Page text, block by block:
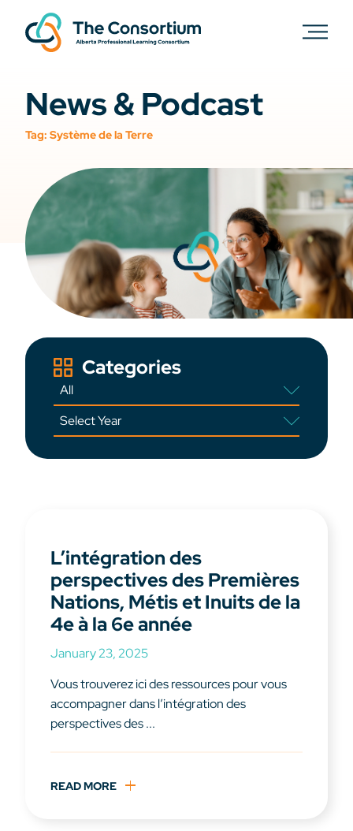
News & Podcast
Tag: Système de la Terre
Categories
L’intégration des
perspectives des Premières
Nations, Métis et Inuits de la
4e à la 6e année
January 23, 2025
Vous trouverez ici des ressources pour vous
accompagner dans l’intégration des
perspectives des ...
READ MORE